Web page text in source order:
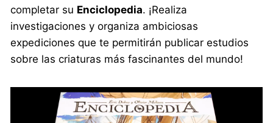
completar su Enciclopedia. ¡Realiza
investigaciones y organiza ambiciosas
expediciones que te permitirán publicar estudios
sobre las criaturas más fascinantes del mundo!